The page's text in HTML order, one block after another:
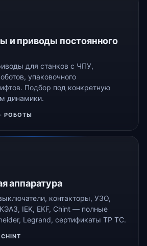
и приводы постоянного
для станков с ЧПУ,
упаковочного
Подбор под конкретную
динамики.
РОБОТЫ
аппаратура
контакторы, УЗО,
IEK, EKF, Chint — полные
Legrand, сертификаты ТР ТС.